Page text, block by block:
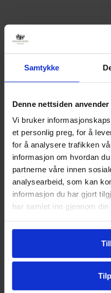
Samtykke
Denne nettsiden
Vi bruker
et personlig preg, for å
for å analysere trafikken
informasjon om hvordan
partnerne våre innen
analysearbeid, som kan
informasjon du har gjort
har samlet inn gjennom